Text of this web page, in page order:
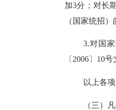
加3分；对长
（国家统招
3.对国
〔2006〕10
以上各
（三）